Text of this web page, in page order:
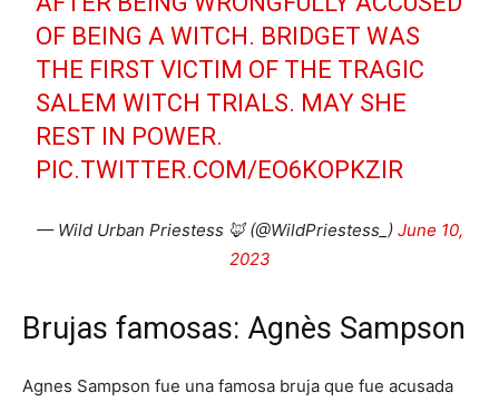
OF BEING A WITCH. BRIDGET WAS
THE FIRST VICTIM OF THE TRAGIC
SALEM WITCH TRIALS. MAY SHE
REST IN POWER.
PIC.TWITTER.COM/EO6KOPKZIR
— Wild Urban Priestess 🦊 (@WildPriestess_) June 10,
2023
Brujas famosas: Agnès Sampson
Agnes Sampson fue una famosa bruja que fue acusada